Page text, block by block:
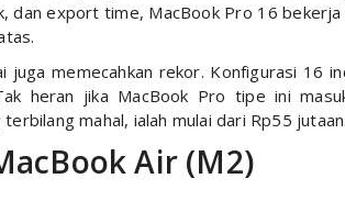
dan export time, MacBook Pro 16
juga memecahkan rekor. Konfigurasi 16
heran jika MacBook Pro tipe ini
mahal, ialah mulai dari Rp55 jutaan.
Air (M2)